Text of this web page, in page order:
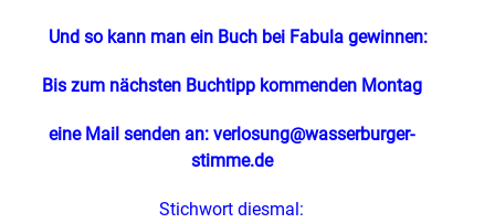
Und so kann man ein Buch bei Fabula gewinnen:
Bis zum nächsten Buchtipp kommenden Montag
eine Mail senden an: verlosung@wasserburger-
stimme.de
Stichwort diesmal: